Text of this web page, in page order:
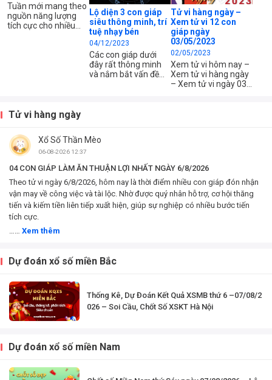
Tuần mới mang theo
nguồn năng lượng
tích cực cho nhiều
Lộ diện 3 con giáp
siêu thông minh, trí
tuệ nhạy bén
04/12/2023
Các con giáp dưới
đây rất thông minh
và nắm bắt vấn đề
Tử vi hàng ngày –
Xem tử vi 12 con
giáp ngày
03/05/2023
02/05/2023
Xem tử vi hôm nay –
Xem tử vi hàng ngày
– Xem tử vi ngày 03
và...
Tử vi hàng ngày
Xổ Số Thần Mèo
06-08-2026 12:37
04 CON GIÁP LÀM ĂN THUẬN LỢI NHẤT NGÀY 6/8/2026
Theo tử vi ngày 6/8/2026, hôm nay là thời điểm nhiều con giáp đón nhận
vận may về công việc và tài lộc. Nhờ được quý nhân hỗ trợ, cơ hội thăng
tiến và kiếm tiền liên tiếp xuất hiện, giúp sự nghiệp có nhiều bước tiến
tích cực.
Xem thêm
Dự đoán xổ số miền Bắc
Thống Kê, Dự Đoán Kết Quả XSMB thứ 6 –07/08/2
026 – Soi Cầu, Chốt Số XSKT Hà Nội
Dự đoán xổ số miền Nam